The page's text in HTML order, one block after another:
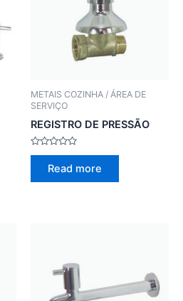
METAIS COZINHA / ÁREA DE
SERVIÇO
REGISTRO DE PRESSÃO
Rated
Read more